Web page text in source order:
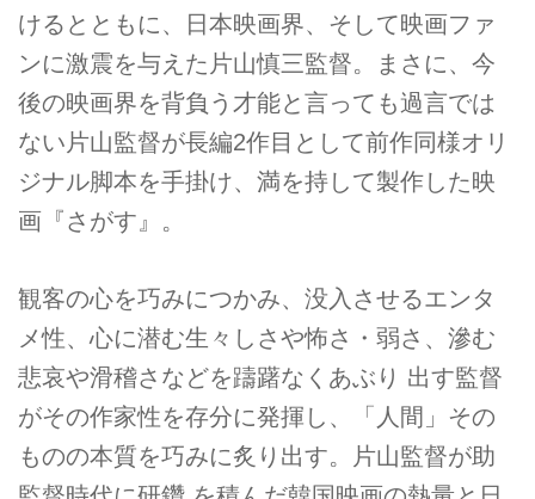
けるとともに、日本映画界、そして映画ファ
ンに激震を与えた片山慎三監督。まさに、今
後の映画界を背負う才能と言っても過言では
ない片山監督が長編2作目として前作同様オリ
ジナル脚本を手掛け、満を持して製作した映
画『さがす』。
観客の心を巧みにつかみ、没入させるエンタ
メ性、心に潜む生々しさや怖さ・弱さ、滲む
悲哀や滑稽さなどを躊躇なくあぶり 出す監督
がその作家性を存分に発揮し、「人間」その
ものの本質を巧みに炙り出す。片山監督が助